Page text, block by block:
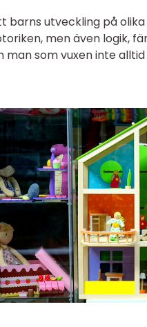
barns utveckling på
men även logik,
man som vuxen inte